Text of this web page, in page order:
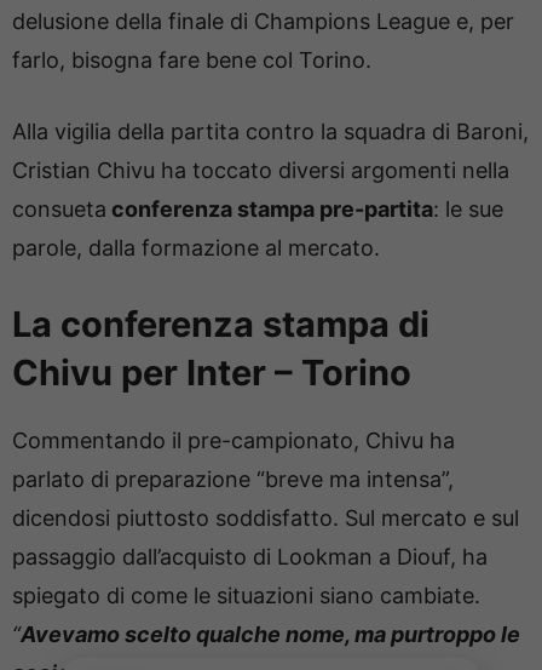
delusione della finale di Champions League e, per
farlo, bisogna fare bene col Torino.
Alla vigilia della partita contro la squadra di Baroni,
Cristian Chivu ha toccato diversi argomenti nella
consueta conferenza stampa pre-partita: le sue
parole, dalla formazione al mercato.
La conferenza stampa di
Chivu per Inter – Torino
Commentando il pre-campionato, Chivu ha
parlato di preparazione “breve ma intensa”,
dicendosi piuttosto soddisfatto. Sul mercato e sul
passaggio dall’acquisto di Lookman a Diouf, ha
spiegato di come le situazioni siano cambiate.
“Avevamo scelto qualche nome, ma purtroppo le